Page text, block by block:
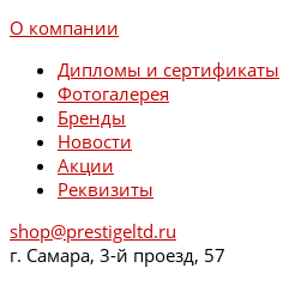
О компании
Дипломы и сертификаты
Фотогалерея
Бренды
Новости
Акции
Реквизиты
shop@prestigeltd.ru
г. Самара, 3-й проезд, 57